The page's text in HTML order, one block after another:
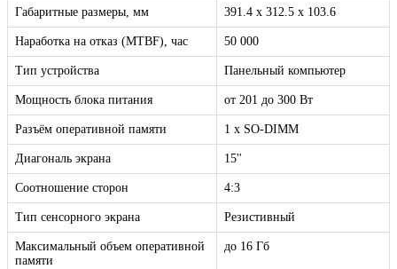
Габаритные размеры, мм 391.4 x 312.5 x 103.6
Наработка на отказ (MTBF), час 50 000
Тип устройства Панельный компьютер
Мощность блока питания от 201 до 300 Вт
Разъём оперативной памяти 1 x SO-DIMM
Диагональ экрана 15''
Соотношение сторон 4:3
Тип сенсорного экрана Резистивный
Максимальный объем оперативной
памяти
до 16 Гб